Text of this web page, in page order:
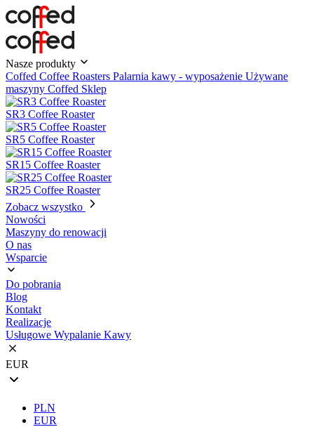
Nasze produkty
Coffed Coffee Roasters Palarnia kawy - wyposażenie Używane
maszyny Coffed Sklep
SR3 Coffee Roaster
SR5 Coffee Roaster
SR15 Coffee Roaster
SR25 Coffee Roaster
Zobacz wszystko
Nowości
Maszyny do renowacji
O nas
Wsparcie
Do pobrania
Blog
Kontakt
Realizacje
Usługowe Wypalanie Kawy
EUR
PLN
EUR